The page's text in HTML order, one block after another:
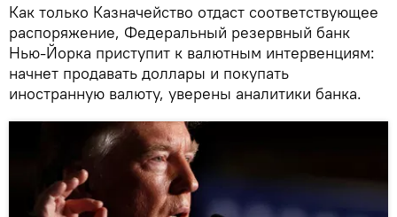
Как только Казначейство отдаст соответствующее
распоряжение, Федеральный резервный банк
Нью-Йорка приступит к валютным интервенциям:
начнет продавать доллары и покупать
иностранную валюту, уверены аналитики банка.